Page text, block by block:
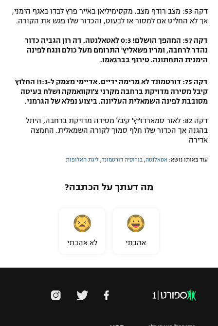
דקה 53: מצב רודף מצב. מקסימיליאן באייר פרץ לבדו באגף הימני,
אך לא החליט אם למסור או לבעוט, והכדור שלו פגש את הקורה.
דקה 57: המהפך הושלם! 0:3 לאטאלנטה. דה רון הגביה כדור
נהדר לרחבה, ומריו פשאליץ' התרומם מעל כולם ונגח לפינה
הימנית התחתונה. טירוף בברגאמו.
דקה 75: דורטמונד לא מרימה ידיים. אדיימי מצמק ל-1:3! החלוץ
קיבל מסירה מדויקת ברחבה מקרני צ'וקוואמקה ושלח בעיטה
מסובבת לפינה השמאלית העליונה. ביצוע נפלא של הגרמני.
דקה 82: לאזר סמארדז'יץ' קיבל מסירה מדויקת ברחבה, היתל
בהגנה אך הכדור שלו חלף סמוך לקורה השמאלית. החמצה
אדירה
עוד באותו נושא: אטאלנטה, בורוסיה דורטמונד, ליגת האלופות
מה דעתך על הכתבה?
אהבתי לא אהבתי